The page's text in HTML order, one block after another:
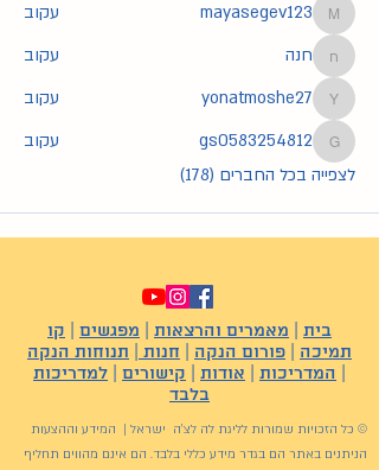
mayasegev123
mayasegev123 עקוב
חנהחנה עקוב
yonatmoshe27
yonatmoshe27 עקוב
gs0583254812
gs0583254812
עקוב
לצפייה בכל החברים (178)
בית מאמרים והרצאות מפגשים
קו
תמיכה
פורום הנקה חנות
תנוחות הנקה
המדריכות אודות קישורים
למדריכות
בלבד
© כל הזכויות שמורות לליגת לה לצ'ה ישראל | המידע וההצעות
הניתנים באתר הם בגדר מידע כללי בלבד. הם אינם מהווים תחליף